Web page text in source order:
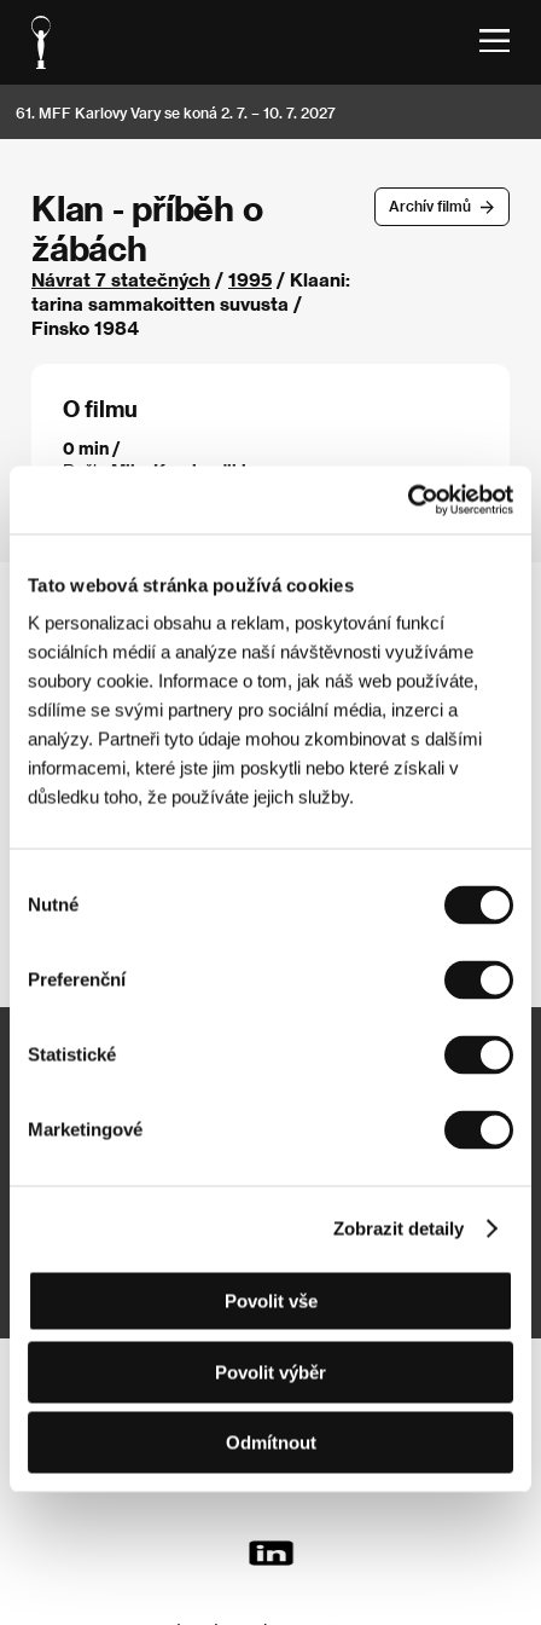
Tato webová stránka používá cookies
K personalizaci obsahu a reklam, poskytování funkcí
sociálních médií a analýze naší návštěvnosti využíváme
soubory cookie. Informace o tom, jak náš web používáte,
sdílíme se svými partnery pro sociální média, inzerci a
analýzy. Partneři tyto údaje mohou zkombinovat s dalšími
informacemi, které jste jim poskytli nebo které získali v
důsledku toho, že používáte jejich služby.
souhlasu
Nutné
Preferenční
Statistické
Marketingové
Zobrazit detaily
Povolit vše
Povolit výběr
Odmítnout
61. MFF Karlovy Vary se koná 2. 7. – 10. 7. 2027
Archív filmů
Klan - příběh o
žábách
Návrat 7 statečných / 1995 / Klaani:
tarina sammakoitten suvusta /
Finsko 1984
O filmu
0 min /
Režie Mika Kaurismäki
Přihlásit se k odběru